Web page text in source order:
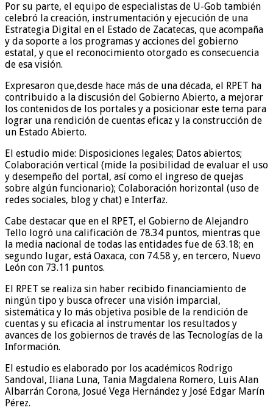
Por su parte, el equipo de especialistas de U-Gob también
celebró la creación, instrumentación y ejecución de una
Estrategia Digital en el Estado de Zacatecas, que acompaña
y da soporte a los programas y acciones del gobierno
estatal, y que el reconocimiento otorgado es consecuencia
de esa visión.
Expresaron que,desde hace más de una década, el RPET ha
contribuido a la discusión del Gobierno Abierto, a mejorar
los contenidos de los portales y a posicionar este tema para
lograr una rendición de cuentas eficaz y la construcción de
un Estado Abierto.
El estudio mide: Disposiciones legales; Datos abiertos;
Colaboración vertical (mide la posibilidad de evaluar el uso
y desempeño del portal, así como el ingreso de quejas
sobre algún funcionario); Colaboración horizontal (uso de
redes sociales, blog y chat) e Interfaz.
Cabe destacar que en el RPET, el Gobierno de Alejandro
Tello logró una calificación de 78.34 puntos, mientras que
la media nacional de todas las entidades fue de 63.18; en
segundo lugar, está Oaxaca, con 74.58 y, en tercero, Nuevo
León con 73.11 puntos.
El RPET se realiza sin haber recibido financiamiento de
ningún tipo y busca ofrecer una visión imparcial,
sistemática y lo más objetiva posible de la rendición de
cuentas y su eficacia al instrumentar los resultados y
avances de los gobiernos de través de las Tecnologías de la
Información.
El estudio es elaborado por los académicos Rodrigo
Sandoval, Iliana Luna, Tania Magdalena Romero, Luis Alan
Albarrán Corona, Josué Vega Hernández y José Edgar Marín
Pérez.